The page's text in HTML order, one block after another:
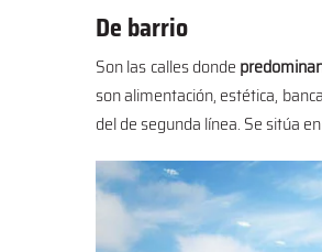
De barrio
Son las calles donde
son alimentación, estética,
del de segunda línea. Se sitúa